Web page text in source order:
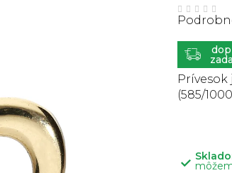
Prívesok
(585/
0,0